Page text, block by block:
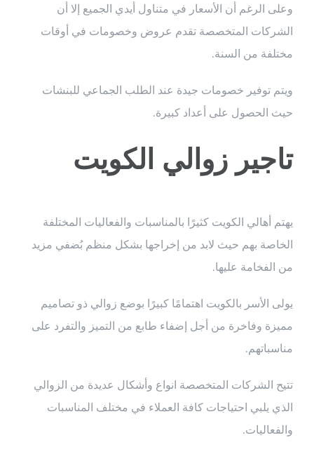
وعلى الرغم أن الأسعار في متناول أيدي الجميع إلا أن
الشركات المتخصصة تقدم عروض وخصومات في أوقات
مختلفة من السنة.
ويتم توفير خصومات جيدة عند الطلب الجماعي للبنشات
حيث الحصول على أعداد كبيرة.
تاجير زوالي الكويت
يهتم أهالي الكويت كثيرًا بالمناسبات والفعاليات المختلفة
الخاصة بهم حيث لابد من إخراجها بشكل منظم بُضفي مزيد
من الفخامة عليها.
يولى الأسر بالكويت اهتمامًا كبيرًا بوضع زوالي ذو تصاميم
مميزة وفاخرة من أجل إضفاء طابع من التميز والتفرد على
مناسباتهم.
تتيح الشركات المتخصصة انواع وأشكال عديدة من الزوالي
الذي يلبي احتياجات كافة العملاء في مختلف المناسبات
والفعاليات.